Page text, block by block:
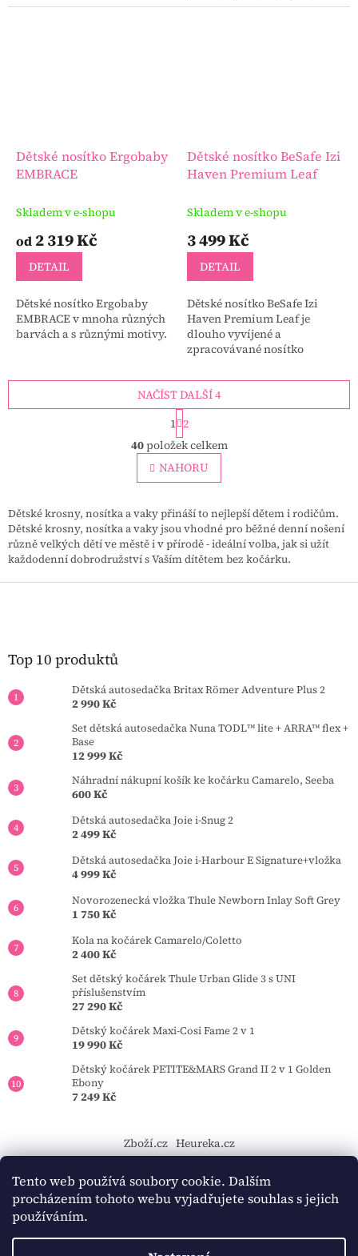
Tento web používá soubory cookie. Dalším
procházením tohoto webu vyjadřujete souhlas s jejich
používáním.
Dětské nosítko Ergobaby
EMBRACE
Skladem v e-shopu
od 2 319 Kč
DETAIL
Dětské nosítko Ergobaby
EMBRACE v mnoha různých
barvách a s různými motivy.
Dětské nosítko BeSafe Izi
Haven Premium Leaf
Skladem v e-shopu
3 499 Kč
DETAIL
Dětské nosítko BeSafe Izi
Haven Premium Leaf je
dlouho vyvíjené a
zpracovávané nosítko
krocích, vyrobené ve
spolupráci s institutem Die...
O
v
l
á
a
c
í
p
i
s
NAČÍST DALŠÍ 4
S
t
r
á
n
k
v
á
n
í
1 2
40položek celkem
NAHORU
Dětské krosny, nosítka a vaky přináší to nejlepší dětem i rodičům.
Dětské krosny, nosítka a vaky jsou vhodné pro běžné denní nošení
různě velkých dětí ve městě i v přírodě - ideální volba, jak si užít
každodenní dobrodružství s Vaším dítětem bez kočárku.
Z
Top 10 produktů
Dětská autosedačka Britax Römer Adventure Plus 2
2 990 Kč
Set dětská autosedačka Nuna TODL™ lite + ARRA™ flex +
Base
12 999 Kč
Náhradní nákupní košík ke kočárku Camarelo, Seeba
600 Kč
Dětská autosedačka Joie i-Snug 2
2 499 Kč
Dětská autosedačka Joie i-Harbour E Signature+vložka
4 999 Kč
Novorozenecká vložka Thule Newborn Inlay Soft Grey
1 750 Kč
Kola na kočárek Camarelo/Coletto
2 400 Kč
Set dětský kočárek Thule Urban Glide 3 s UNI
příslušenstvím
27 290 Kč
Dětský kočárek Maxi-Cosi Fame 2 v 1
19 990 Kč
Dětský kočárek PETITE&MARS Grand II 2 v 1 Golden
Ebony
7 249 Kč
Zboží.cz Heureka.cz
https://tourmkr.com/F1eycVcPEw